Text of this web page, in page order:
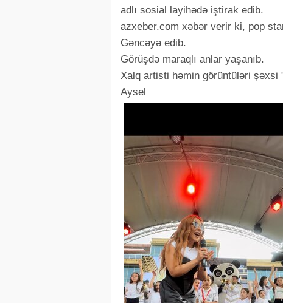
adlı sosial layihədə iştirak edib.
azxeber.com xəbər verir ki, pop
Gəncəyə edib.
Görüşdə maraqlı anlar yaşanıb.
Xalq artisti həmin görüntüləri şəxsi
Aysel